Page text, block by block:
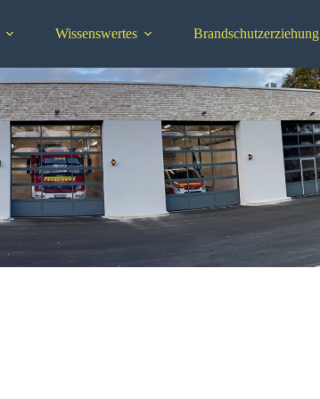
Wissenswertes Brandschutzerziehung